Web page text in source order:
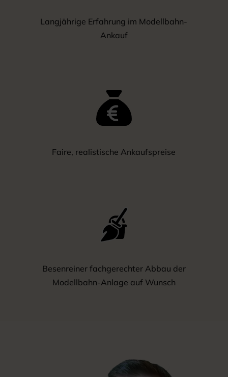
Langjährige Erfahrung im Modellbahn-
Ankauf
Faire, realistische Ankaufspreise
Besenreiner fachgerechter Abbau der
Modellbahn-Anlage auf Wunsch